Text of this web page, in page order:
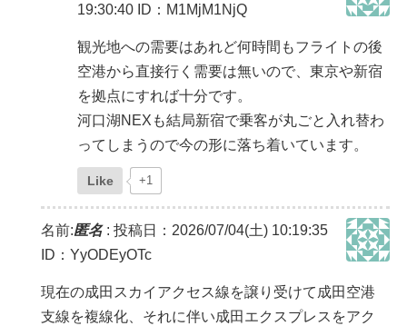
19:30:40 ID：M1MjM1NjQ
観光地への需要はあれど何時間もフライトの後
空港から直接行く需要は無いので、東京や新宿
を拠点にすれば十分です。
河口湖NEXも結局新宿で乗客が丸ごと入れ替わ
ってしまうので今の形に落ち着いています。
Like +1
名前:匿名: 投稿日：2026/07/04(土) 10:19:35
ID：YyODEyOTc
現在の成田スカイアクセス線を譲り受けて成田空港
支線を複線化、それに伴い成田エクスプレスをアク